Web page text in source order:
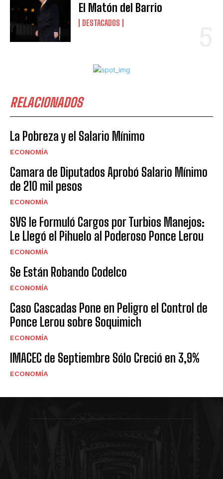
El Matón del Barrio
DESTACADOS
RELACIONADOS
La Pobreza y el Salario Mínimo
ECONOMÍA
Camara de Diputados Aprobó Salario Mínimo
de 210 mil pesos
ECONOMÍA
SVS le Formuló Cargos por Turbios Manejos:
Le Llegó el Pihuelo al Poderoso Ponce Lerou
ECONOMÍA
Se Están Robando Codelco
ECONOMÍA
Caso Cascadas Pone en Peligro el Control de
Ponce Lerou sobre Soquimich
ECONOMÍA
IMACEC de Septiembre Sólo Creció en 3,9%
ECONOMÍA